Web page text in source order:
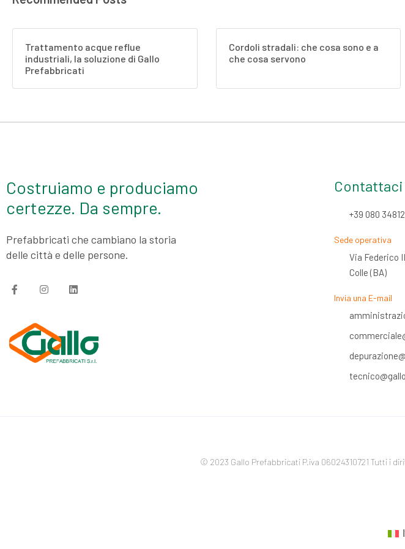
Trattamento acque reflue
industriali, la soluzione di Gallo
Prefabbricati
Cordoli stradali: che cosa sono e a
che cosa servono
Costruiamo e produciamo
certezze. Da sempre.
Prefabbricati che cambiano la storia
delle città e delle persone.
Contattaci
+39 080
Sede operativa
Via Federico
Colle (BA)
Invia una E-mail
© 2023 Gallo Prefabbricati P.iva 06024310721 Tutti i